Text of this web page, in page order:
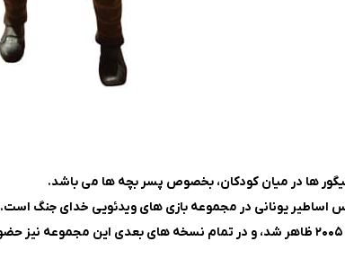
یونانی در مجموعه بازی‌ های ویدئویی خدای جنگ است.